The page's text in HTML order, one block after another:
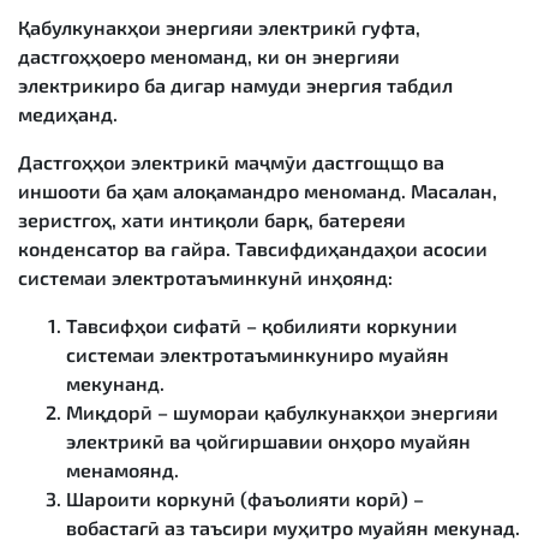
Қабулкунакҳои энергияи электрикӣ гуфта,
дастгоҳҳоеро меноманд, ки он энергияи
электрикиро ба дигар намуди энергия табдил
медиҳанд.
Дастгоҳҳои электрикӣ маҷмӯи дастгощщо ва
иншооти ба ҳам алоқамандро меноманд. Масалан,
зеристгоҳ, хати интиқоли барқ, батереяи
конденсатор ва ғайра. Тавсифдиҳандаҳои асосии
системаи электротаъминкунӣ инҳоянд:
Тавсифҳои сифатӣ – қобилияти коркунии
системаи электротаъминкуниро муайян
мекунанд.
Миқдорӣ – шумораи қабулкунакҳои энергияи
электрикӣ ва ҷойгиршавии онҳоро муайян
менамоянд.
Шароити коркунӣ (фаъолияти корӣ) –
вобастагӣ аз таъсири муҳитро муайян мекунад.